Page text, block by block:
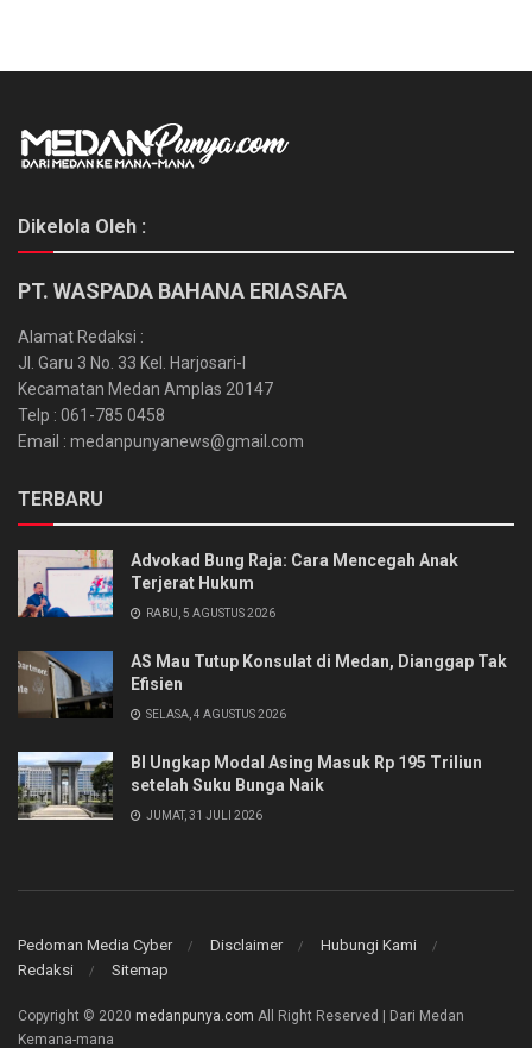
Dikelola Oleh :
PT. WASPADA BAHANA ERIASAFA
Alamat Redaksi :
Jl. Garu 3 No. 33 Kel. Harjosari-I
Kecamatan Medan Amplas 20147
Telp : 061-785 0458
Email : medanpunyanews@gmail.com
TERBARU
Advokad Bung Raja: Cara Mencegah Anak
Terjerat Hukum
RABU, 5 AGUSTUS 2026
AS Mau Tutup Konsulat di Medan, Dianggap Tak
Efisien
SELASA, 4 AGUSTUS 2026
BI Ungkap Modal Asing Masuk Rp 195 Triliun
setelah Suku Bunga Naik
JUMAT, 31 JULI 2026
Pedoman Media Cyber Disclaimer
Hubungi Kami
Redaksi
Sitemap
Copyright © 2020 medanpunya.com All Right Reserved | Dari Medan
Kemana-mana